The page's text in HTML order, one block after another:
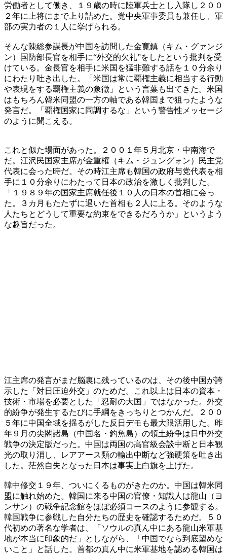
労働者として働き、１９歳の時に陸軍兵士とし入隊し２００
２年に上将にまで上り詰めた。党中央軍事委員も兼任し、軍
部の実力者の１人に挙げられる。
そんな陳総参謀長が中国を訪問した金寛鎮（キム・グァンジ
ン）国防部長官を相手に“外交的欠礼”をしたという批判を受
けている。金長官を相手に米国を猛非難する話を１０分余り
にわたり吐き出した。「米国は常に覇権主義に相当する行動
や表現をする覇権主義の象徴」という言葉も出てきた。米国
はもちろん韓米同盟の一方の軸である韓国まで狙ったような
発言だ。「覇権国家に同調するな」という警告性メッセージ
のように聞こえる。
これと似た場面があった。２００１年５月北京・中南海で
だ。江沢民国家主席が金重権（キム・ジュングォン）民主党
代表に会った時だ。その時江主席も韓国の政府与党代表を相
手に１０分余りにわたって日本の政治を激しく批判した。
「１９８９年の国家主席就任後１０人の日本の首相に会っ
た。３カ月もたたずに退いた首相も２人に上る。そのような
人たちとどうして重要な約束をできるだろうか」というよう
な趣旨だった。
江主席の発言がまだ脳裏に残っているのは、その後中国が誇
示した「対日圧迫外交」のためだ。これ以上は日本の資本・
技術・市場を必要とした「忍耐の大国」ではなかった。外交
的紛争が発生するたびに手綱をきっちりとつかんだ。２００
５年に中国全域を揺るがした反日デモも最大限活用した。昨
年９月の尖閣諸島（中国名・釣魚島）の領土紛争は日中外交
戦争の決定版だった。中国は両国の高官級会談中断と日本観
光の取り消し、レアアース類の輸出中断など強硬策を吐き出
した。茫然自失となった日本は事実上白旗を上げた。
韓中修交１９年、ついにくるものがきたのか。中国は韓米同
盟に触れ始めた。韓国に来る中国の官僚・知識人は龍山（ヨ
ンサン）の戦争記念館をほぼ必須コースのように参観する。
韓国戦争に参戦した自分たちの歴史を確認するためだ。５０
代初めの著名な学者は、「ソウルの真ん中にある龍山米軍基
地が本当に印象的だ」としながら、「中国でなら到底望めな
いこと」と話した。首都の真ん中に米軍基地を認める韓国は